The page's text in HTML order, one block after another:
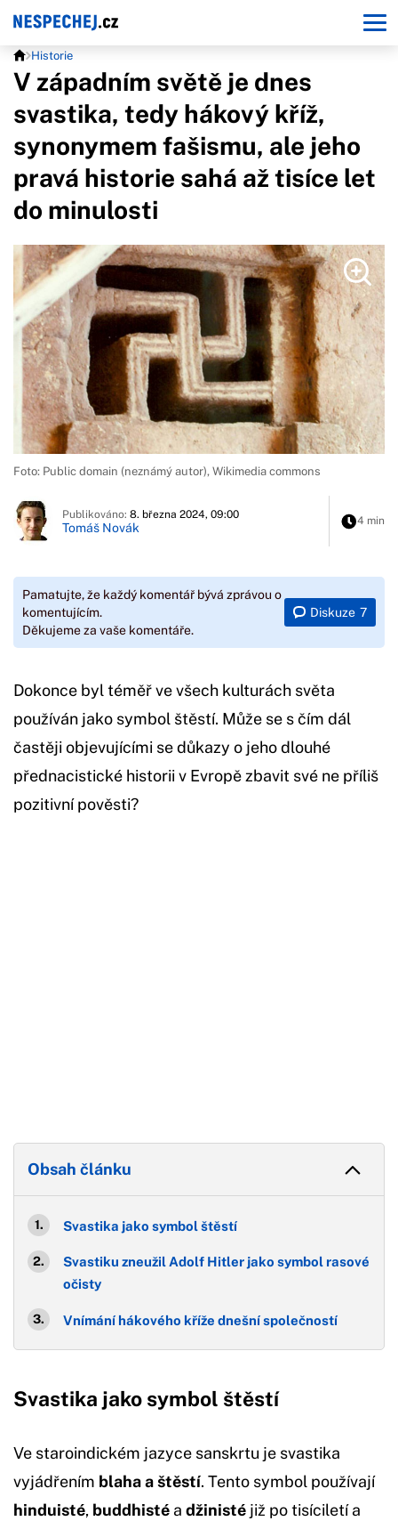
Historie
V západním světě je dnes
svastika, tedy hákový kříž,
synonymem fašismu, ale jeho
pravá historie sahá až tisíce let
do minulosti
Foto: Public domain (neznámý autor), Wikimedia commons
Publikováno: 8. března 2024, 09:00
Tomáš Novák 4 min
Pamatujte, že každý komentář bývá zprávou o
komentujícím.
Děkujeme za vaše komentáře.
Diskuze 7
Dokonce byl téměř ve všech kulturách světa
používán jako symbol štěstí. Může se s čím dál
častěji objevujícími se důkazy o jeho dlouhé
přednacistické historii v Evropě zbavit své ne příliš
pozitivní pověsti?
Obsah článku
Svastika jako symbol štěstí
Svastiku zneužil Adolf Hitler jako symbol rasové
očisty
Vnímání hákového kříže dnešní společností
Svastika jako symbol štěstí
Ve staroindickém jazyce sanskrtu je svastika
vyjádřením blaha a štěstí. Tento symbol používají
hinduisté, buddhisté a džinisté již po tisíciletí a